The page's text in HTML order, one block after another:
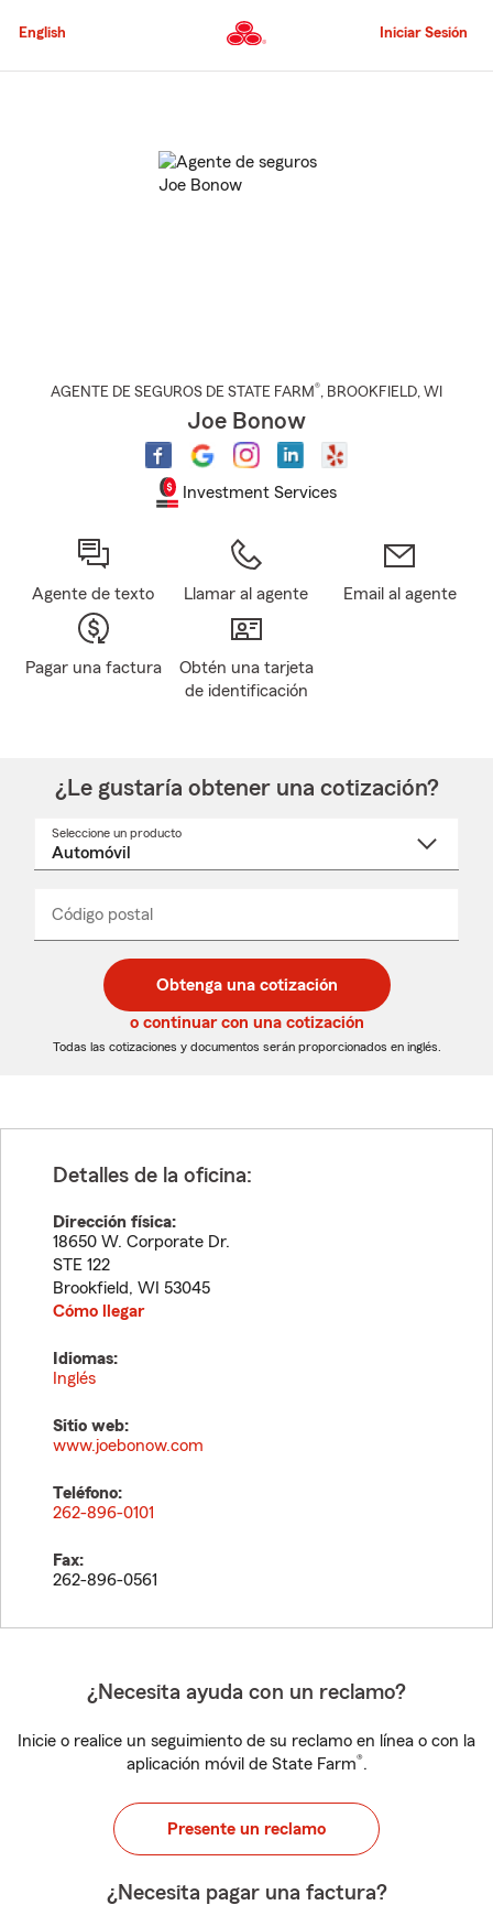
al
principal
English Iniciar Sesión
AGENTE DE SEGUROS DE STATE FARM®, BROOKFIELD, WI
Joe Bonow
Investment Services
Agente de texto Llamar al agente Email al agente
Pagar una factura
Obtén una tarjeta
de identificación
¿Le gustaría obtener una cotización?
Seleccione un producto
desplegable
Código postal
de
5
dígitos
de
5
dígitos
_____
Obtenga una cotización
o continuar con una cotización
Todas las cotizaciones y documentos serán proporcionados en inglés.
Detalles de la oficina:
Dirección física:
18650 W. Corporate Dr.
STE 122
Brookfield, WI 53045
Cómo llegar
Idiomas:
Inglés
Sitio web:
www.joebonow.com
Teléfono:
262-896-0101
Fax:
262-896-0561
¿Necesita ayuda con un reclamo?
Inicie o realice un seguimiento de su reclamo en línea o con la
aplicación móvil de State Farm®.
Presente un reclamo
¿Necesita pagar una factura?